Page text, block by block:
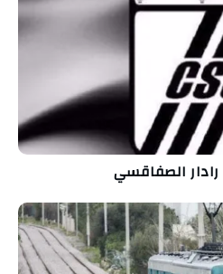
الصفاقسي